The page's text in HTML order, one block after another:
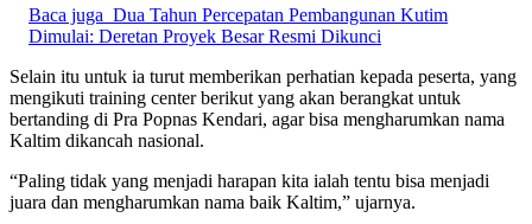
Baca juga Dua Tahun Percepatan Pembangunan Kutim
Dimulai: Deretan Proyek Besar Resmi Dikunci
Selain itu untuk ia turut memberikan perhatian kepada peserta, yang
mengikuti training center berikut yang akan berangkat untuk
bertanding di Pra Popnas Kendari, agar bisa mengharumkan nama
Kaltim dikancah nasional.
“Paling tidak yang menjadi harapan kita ialah tentu bisa menjadi
juara dan mengharumkan nama baik Kaltim,” ujarnya.